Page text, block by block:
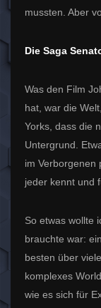
mussten. Aber
Die Saga
Was den Film
hat, war die
Yorks, dass die
Untergrund.
im Verborgenen
jeder kennt und
So etwas wollte
brauchte war:
besten über
komplexes
wie es sich für